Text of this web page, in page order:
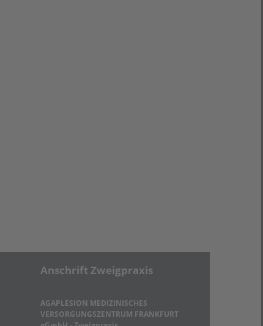
Anschrift Zweigpraxis
AGAPLESION MEDIZINISCHES
VERSORGUNGSZENTRUM FRANKFURT